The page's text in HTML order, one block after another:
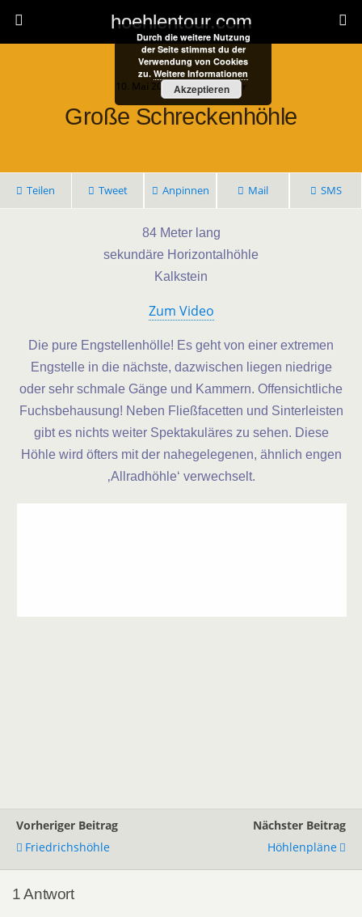
hoehlentour.com
10. Mai 2021 • 1 Kommentar
Große Schreckenhöhle
Teilen Tweet Anpinnen Mail SMS
84 Meter lang
sekundäre Horizontalhöhle
Kalkstein
Zum Video
Die pure Engstellenhölle! Es geht von einer extremen
Engstelle in die nächste, dazwischen liegen niedrige
oder sehr schmale Gänge und Kammern. Offensichtliche
Fuchsbehausung! Neben Fließfacetten und Sinterleisten
gibt es nichts weiter Spektakuläres zu sehen. Diese
Höhle wird öfters mit der nahegelegenen, ähnlich engen
‚Allradhöhle‘ verwechselt.
Vorheriger Beitrag
Friedrichshöhle
Nächster Beitrag
Höhlenpläne
1 Antwort
Durch die weitere Nutzung
der Seite stimmst du der
Verwendung von Cookies
zu. Weitere Informationen
Akzeptieren